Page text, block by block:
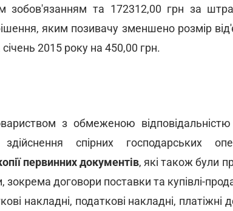
зобов'язанням та 172312,00 грн за
яким позивачу зменшено розмір
2015 року на 450,00 грн.
з обмеженою відповідальністю
здійснення спірних господарських
первинних документів, які також були
зокрема договори поставки та купівлі-
накладні, податкові накладні, платіжні